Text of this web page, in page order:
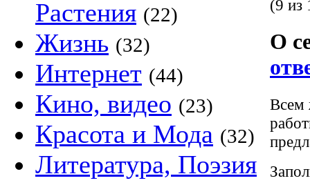
Растения (22)
Жизнь (32)
Интернет (44)
Кино, видео (23)
Красота и Мода (32)
Литература, Поэзия
(9 из
О
Всем